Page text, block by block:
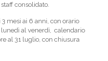
consolidato.
mesi ai 6 anni, con orario
al venerdì, calendario
al 31 luglio, con chiusura